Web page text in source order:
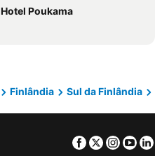
Hotel Poukama
Finlândia
Sul da Finlândia
Facebook
Twitter